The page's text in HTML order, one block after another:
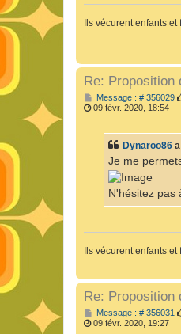
Ils vécurent enfants
Re: Proposition
Message : # 356029M
g
e
09 févr. 2020, 18:54
Dynaroo86
Je me
N'hésitez pas
Ils vécurent enfants
Re: Proposition
Message : # 356031 M
09 févr. 2020, 19:27